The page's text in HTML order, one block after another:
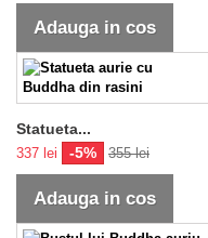
Adauga in cos
Statueta...
337 lei -5% 355 lei
Adauga in cos